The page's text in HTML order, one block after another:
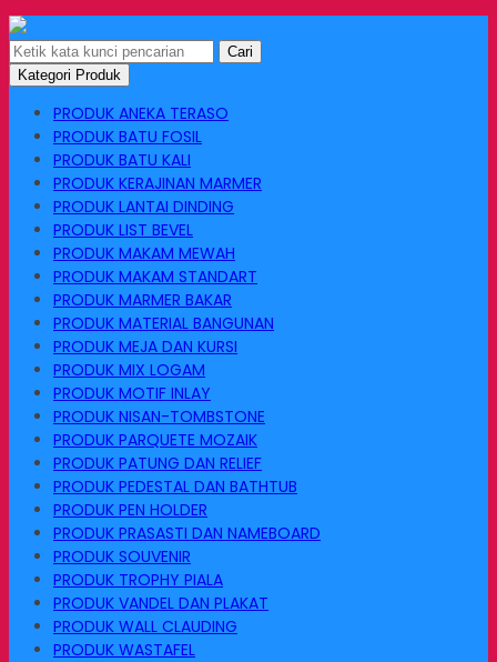
Cari
Kategori Produk
PRODUK ANEKA TERASO
PRODUK BATU FOSIL
PRODUK BATU KALI
PRODUK KERAJINAN MARMER
PRODUK LANTAI DINDING
PRODUK LIST BEVEL
PRODUK MAKAM MEWAH
PRODUK MAKAM STANDART
PRODUK MARMER BAKAR
PRODUK MATERIAL BANGUNAN
PRODUK MEJA DAN KURSI
PRODUK MIX LOGAM
PRODUK MOTIF INLAY
PRODUK NISAN-TOMBSTONE
PRODUK PARQUETE MOZAIK
PRODUK PATUNG DAN RELIEF
PRODUK PEDESTAL DAN BATHTUB
PRODUK PEN HOLDER
PRODUK PRASASTI DAN NAMEBOARD
PRODUK SOUVENIR
PRODUK TROPHY PIALA
PRODUK VANDEL DAN PLAKAT
PRODUK WALL CLAUDING
PRODUK WASTAFEL